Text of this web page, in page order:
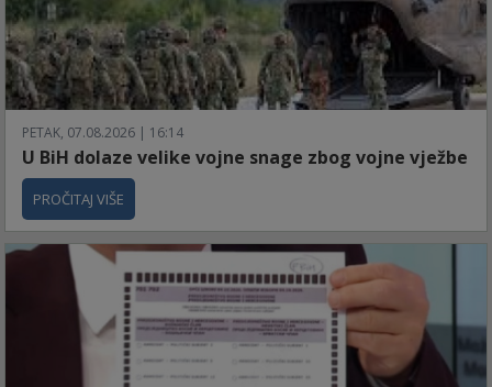
PETAK, 07.08.2026 | 16:14
U BiH dolaze velike vojne snage zbog vojne vježbe
PROČITAJ VIŠE